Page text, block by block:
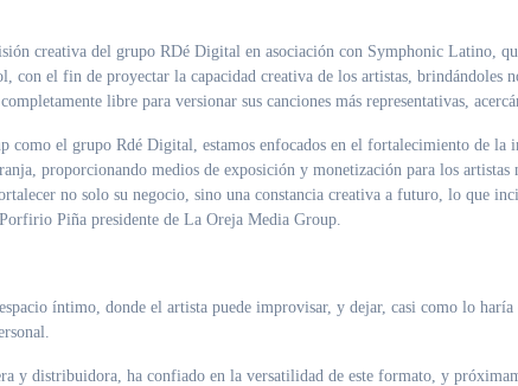
creativa del grupo RDé Digital en asociación con Symphonic Latino,
con el fin de proyectar la capacidad creativa de los artistas, brindándoles
libre para versionar sus canciones más representativas,
como el grupo Rdé Digital, estamos enfocados en el fortalecimiento de la
proporcionando medios de exposición y monetización para los artistas
no solo su negocio, sino una constancia creativa a futuro, lo que
Piña presidente de La Oreja Media Group.
íntimo, donde el artista puede improvisar, y dejar, casi como lo haría
y distribuidora, ha confiado en la versatilidad de este formato, y